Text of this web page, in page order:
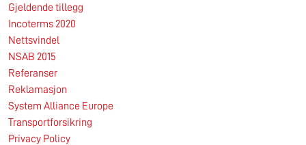
Gjeldende tillegg
Incoterms 2020
Nettsvindel
NSAB 2015
Referanser
Reklamasjon
System Alliance Europe
Transportforsikring
Privacy Policy